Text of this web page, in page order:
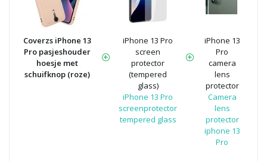
Coverzs iPhone 13
Pro pasjeshouder
hoesje met
schuifknop (roze)
iPhone 13 Pro
screen
protector
(tempered
glass)
iPhone 13 Pro
screenprotector
tempered glass
iPhone 13
Pro
camera
lens
protector
Camera
lens
protector
iphone 13
Pro